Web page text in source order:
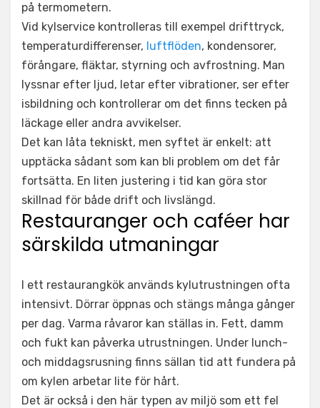
på termometern.
Vid kylservice kontrolleras till exempel drifttryck,
temperaturdifferenser, luftflöden, kondensorer,
förångare, fläktar, styrning och avfrostning. Man
lyssnar efter ljud, letar efter vibrationer, ser efter
isbildning och kontrollerar om det finns tecken på
läckage eller andra avvikelser.
Det kan låta tekniskt, men syftet är enkelt: att
upptäcka sådant som kan bli problem om det får
fortsätta. En liten justering i tid kan göra stor
skillnad för både drift och livslängd.
Restauranger och caféer har
särskilda utmaningar
I ett restaurangkök används kylutrustningen ofta
intensivt. Dörrar öppnas och stängs många gånger
per dag. Varma råvaror kan ställas in. Fett, damm
och fukt kan påverka utrustningen. Under lunch-
och middagsrusning finns sällan tid att fundera på
om kylen arbetar lite för hårt.
Det är också i den här typen av miljö som ett fel